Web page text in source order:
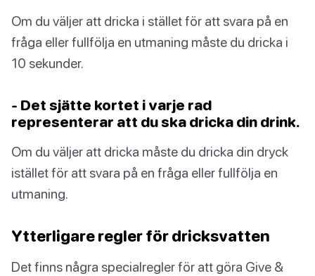
Om du väljer att dricka i stället för att svara på en
fråga eller fullfölja en utmaning måste du dricka i
10 sekunder.
- Det sjätte kortet i varje rad
representerar att du ska dricka din drink.
Om du väljer att dricka måste du dricka din dryck
istället för att svara på en fråga eller fullfölja en
utmaning.
Ytterligare regler för dricksvatten
Det finns några specialregler för att göra Give &